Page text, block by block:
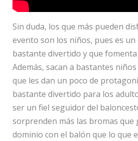
Sin duda, los que más pueden
evento son los niños, pues es un
bastante divertido y que
Además, sacan a bastantes
que les dan un poco de
bastante divertido para los
ser un fiel seguidor del
sorprenden más las bromas que
dominio con el balón que lo que